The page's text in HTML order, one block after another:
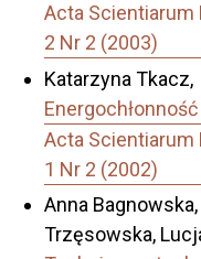
Acta Scientiarum
2 Nr 2 (2003)
Katarzyna Tkacz,
Acta Scientiarum
1 Nr 2 (2002)
Anna
Trzęsowska,